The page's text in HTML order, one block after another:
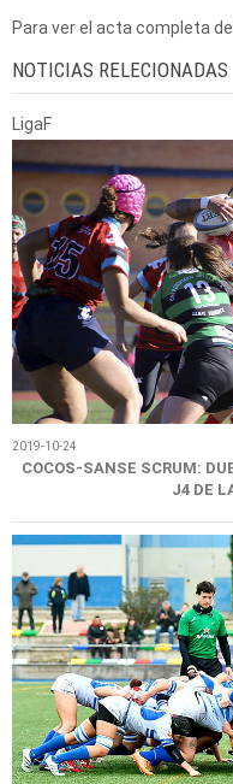
Para ver el acta completa
NOTICIAS RELECIONADAS
LigaF
2019-10-24
COCOS-SANSE SCRUM:
J4 DE